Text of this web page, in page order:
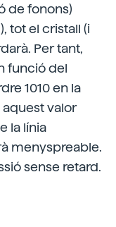
de fonons)
tot el cristall (i
Per tant,
funció del
1010 en la
valor
la línia
menyspreable.
sense retard.